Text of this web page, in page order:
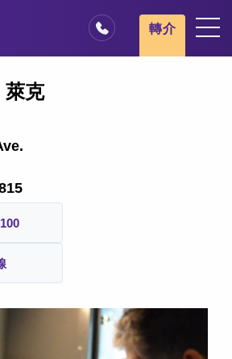
護基本概述
照顧者
轉介
萊克